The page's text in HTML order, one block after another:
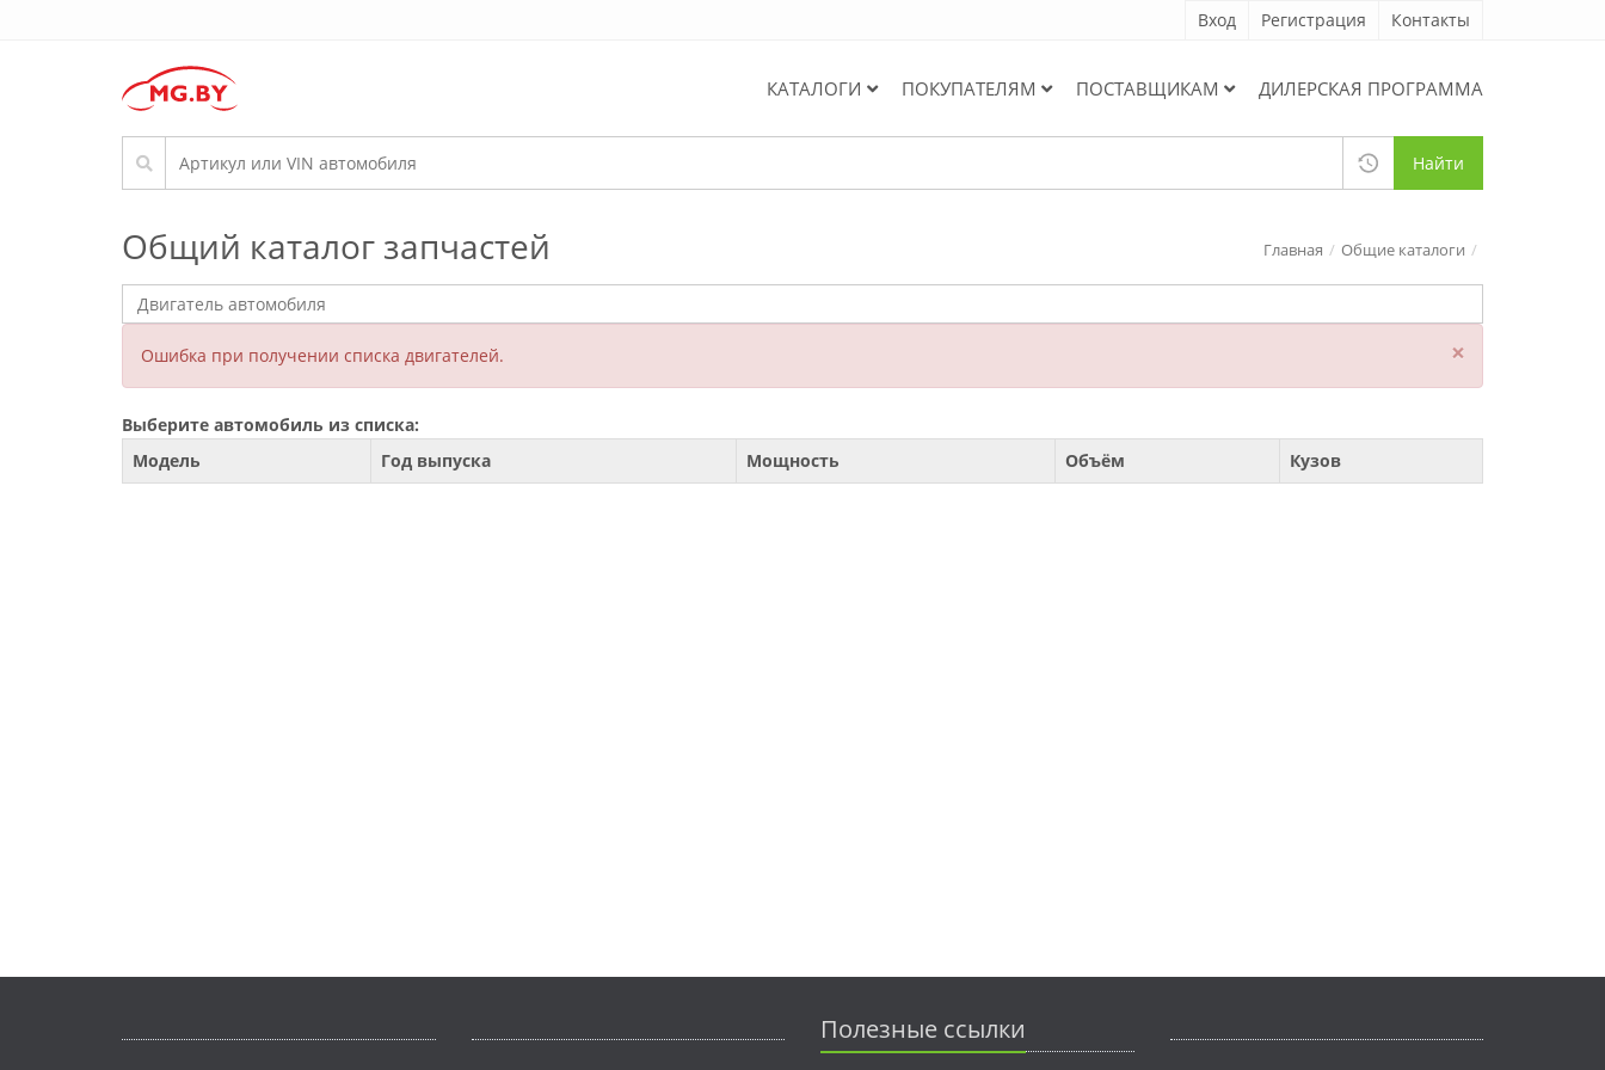
Вход Регистрация Контакты
КАТАЛОГИ ПОКУПАТЕЛЯМ ПОСТАВЩИКАМ ДИЛЕРСКАЯ ПРОГРАММА
Найти
Общий каталог запчастей Главная Общие каталоги
Ошибка при получении списка двигателей. ×
Выберите автомобиль из списка:
Модель
Год выпуска Мощность Объём Кузов
Полезные ссылки